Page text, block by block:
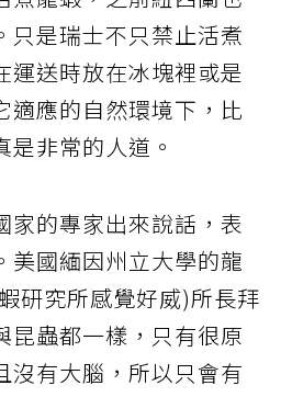
只是瑞士不只禁止活煮
運送時放在冰塊裡或是
適應的自然環境下，比
非常的人道。
家的專家出來說話，表
美國緬因州立大學的龍
研究所感覺好威)所長拜
昆蟲都一樣，只有很原
沒有大腦，所以只會有